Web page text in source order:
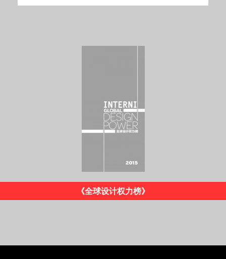
《INTERNI》意大利版